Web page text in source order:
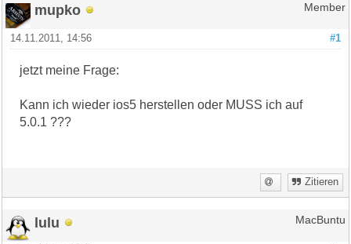
mupko Member
#1
14.11.2011, 14:56
jetzt meine Frage:
Kann ich wieder ios5 herstellen oder MUSS ich auf
5.0.1 ???
Zitieren
lulu MacBuntu